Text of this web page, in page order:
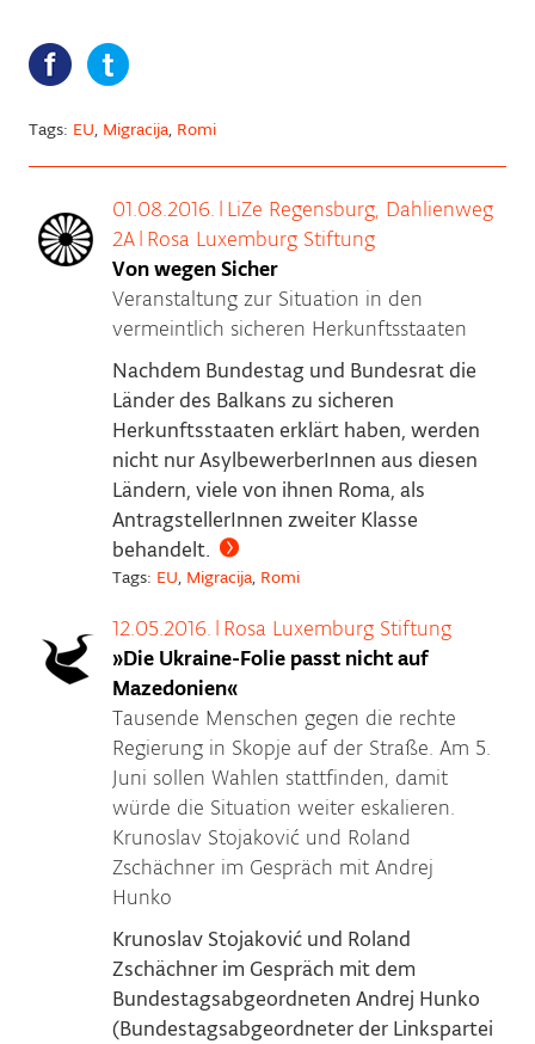
Tags: EU, Migracija, Romi
01.08.2016. | LiZe Regensburg, Dahlienweg
2A| Rosa Luxemburg Stiftung
Von wegen Sicher
Veranstaltung zur Situation in den
vermeintlich sicheren Herkunftsstaaten
Nachdem Bundestag und Bundesrat die
Länder des Balkans zu sicheren
Herkunftsstaaten erklärt haben, werden
nicht nur AsylbewerberInnen aus diesen
Ländern, viele von ihnen Roma, als
AntragstellerInnen zweiter Klasse
behandelt.
Tags: EU, Migracija, Romi
12.05.2016. | Rosa Luxemburg Stiftung
»Die Ukraine-Folie passt nicht auf
Mazedonien«
Tausende Menschen gegen die rechte
Regierung in Skopje auf der Straße. Am 5.
Juni sollen Wahlen stattfinden, damit
würde die Situation weiter eskalieren.
Krunoslav Stojaković und Roland
Zschächner im Gespräch mit Andrej
Hunko
Krunoslav Stojaković und Roland
Zschächner im Gespräch mit dem
Bundestagsabgeordneten Andrej Hunko
(Bundestagsabgeordneter der Linkspartei